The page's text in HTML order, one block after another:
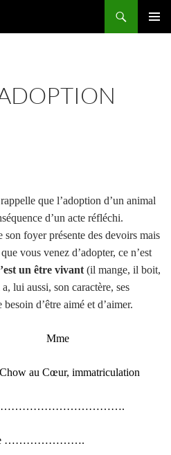
que l’adoption d’un animal
d’un acte réfléchi.
foyer présente des devoirs mais
vous venez d’adopter, ce n’est
un être vivant (il mange, il boit,
lui aussi, son caractère, ses
d’être aimé et d’aimer.
Mr Mme
Chow au Cœur, immatriculation
………………….